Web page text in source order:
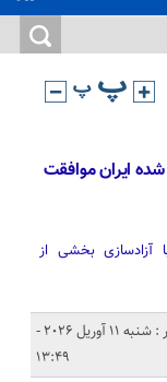
شده ایران موافقت
آزادسازی بخشی از
تاریخ انتشار : شنبه 11 آوریل 2026 -
13:49